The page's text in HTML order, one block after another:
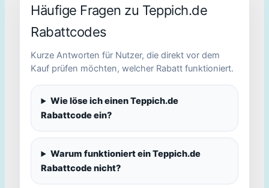
Häufige Fragen zu Teppich.de
Rabattcodes
Kurze Antworten für Nutzer, die direkt vor dem
Kauf prüfen möchten, welcher Rabatt funktioniert.
Wie löse ich einen Teppich.de
Rabattcode ein?
Warum funktioniert ein Teppich.de
Rabattcode nicht?